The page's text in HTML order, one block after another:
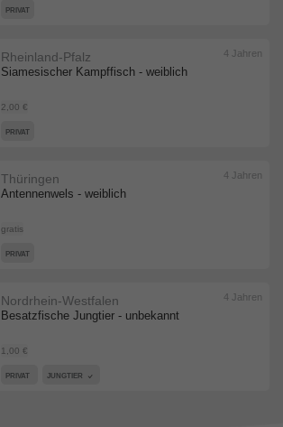
PRIVAT
Siamesischer Kampffisch - weiblich
Rheinland-Pfalz
2,00 €
4 Jahren
PRIVAT
Antennenwels - weiblich
Thüringen
gratis
4 Jahren
PRIVAT
Besatzfische Jungtier - unbekannt
Nordrhein-Westfalen
1,00 €
4 Jahren
PRIVAT JUNGTIER